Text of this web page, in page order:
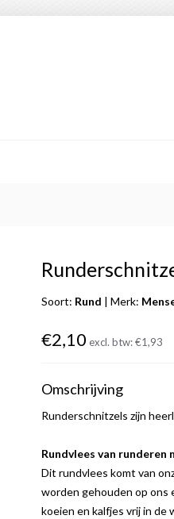
Soort: Rund |Merk:
€2,10 excl. btw:€1,93
Omschrijving
Runderschnitzels zijn
Rundvlees van runderen
Dit rundvlees komt van
worden gehouden op ons
koeien en kalfjes vrij in de